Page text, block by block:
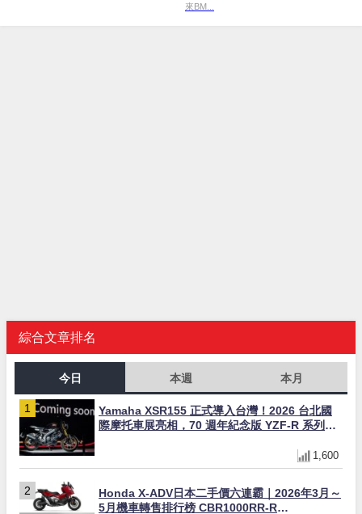
來BM...
綜合文章排名
今日 本週 本月
Yamaha XSR155 正式導入台灣！2026 台北國
際摩托車展亮相，70 週年紀念版 YZF-R 系列限
1,600
Honda X-ADV日本二手價六連霸｜2026年3月～
5月機車轉售排行榜 CBR1000RR-R